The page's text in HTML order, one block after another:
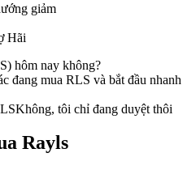
tài sản thế chấp
giảm
Hãi
hôm nay không?
đang mua RLS và bắt đầu nhanh
Không, tôi chỉ đang duyệt thôi
Rayls